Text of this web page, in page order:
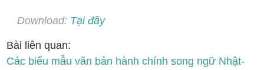
Download: Tại đây
Bài liên quan:
Các biểu mẫu văn bản hành chính song ngữ Nhật-